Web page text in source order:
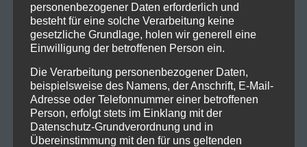
personenbezogener Daten erforderlich und
besteht für eine solche Verarbeitung keine
gesetzliche Grundlage, holen wir generell eine
Einwilligung der betroffenen Person ein.
Die Verarbeitung personenbezogener Daten,
beispielsweise des Namens, der Anschrift, E-Mail-
Adresse oder Telefonnummer einer betroffenen
Person, erfolgt stets im Einklang mit der
Datenschutz-Grundverordnung und in
Übereinstimmung mit den für uns geltenden